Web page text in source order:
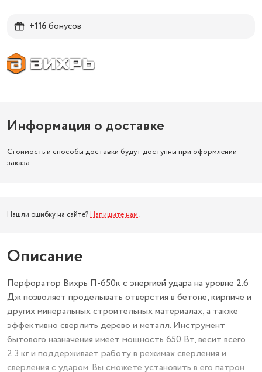
+116бонусов
Информация о доставке
Стоимость и способы доставки будут доступны при оформлении
заказа.
Нашли ошибку на сайте? Напишите нам.
Описание
Перфоратор Вихрь П-650к с энергией удара на уровне 2.6
Дж позволяет проделывать отверстия в бетоне, кирпиче и
других минеральных строительных материалах, а также
эффективно сверлить дерево и металл. Инструмент
бытового назначения имеет мощность 650 Вт, весит всего
2.3 кг и поддерживает работу в режимах сверления и
сверления с ударом. Вы сможете установить в его патрон